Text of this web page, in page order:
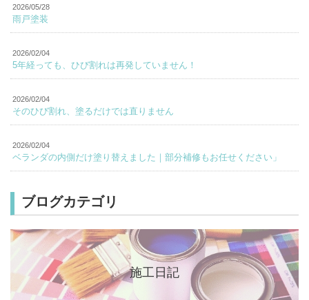
2026/05/28
雨戸塗装
2026/02/04
5年経っても、ひび割れは再発していません！
2026/02/04
そのひび割れ、塗るだけでは直りません
2026/02/04
ベランダの内側だけ塗り替えました｜部分補修もお任せください」
ブログカテゴリ
施工日記